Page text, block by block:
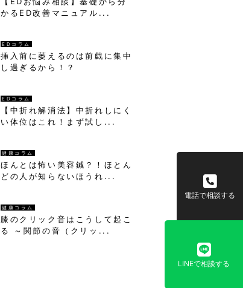
かるED改善マニュアル...
EDコラム
挿入前に萎えるのは前戯に集中
し過ぎるから！？
EDコラム
【中折れ解消法】中折れしにく
い体位はこれ！まず試し...
健康コラム
ほんとは怖い美容鍼？！ほとん
どの人が知らないほうれ...
健康コラム
膝のクリック音はこうして起こ
る ～関節の音（クリッ...
電話で相談する
LINEで相談する